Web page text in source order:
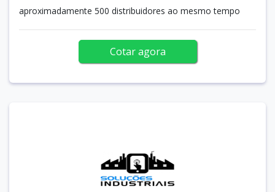
aproximadamente 500 distribuidores ao mesmo tempo
Cotar agora